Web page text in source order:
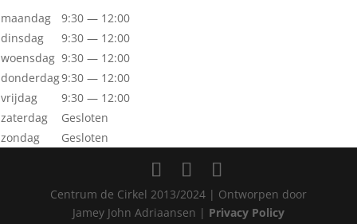
maandag
9:30 — 12:00
dinsdag
9:30 — 12:00
woensdag 9:30 — 12:00
donderdag9:30 — 12:00
vrijdag
9:30 — 12:00
zaterdag
Gesloten
zondag
Gesloten
Centrum de Cirkel 2013/2024 | Ontworpen door
Jamey John Adriaansen | Privacy Policy